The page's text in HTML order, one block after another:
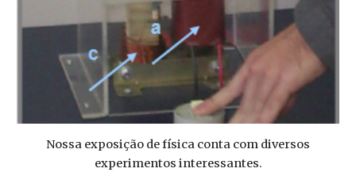
Nossa exposição de física conta com diversos
experimentos interessantes.